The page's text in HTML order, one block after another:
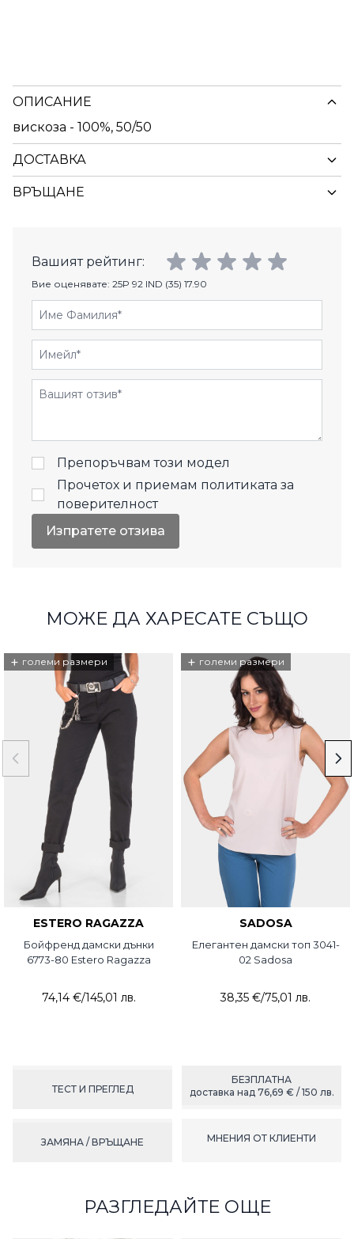
ОПИСАНИЕ
вискоза - 100%, 50/50
ДОСТАВКА
ВРЪЩАНЕ
Вашият рейтинг:
Вие оценявате: 25P 92 IND (35) 17.90
Име Фамилия
Имейл
Отзиви
Препоръчвам този модел
Прочетох и приемам политиката за
поверителност
Изпратете отзива
МОЖЕ ДА ХАРЕСАТЕ СЪЩО
+ големи размери
ESTERO RAGAZZA
Бойфренд дамски дънки
6773-80 Estero Ragazza
74,14 €/145,01 лв.
+ големи размери
SADOSA
Елегантен дамски топ 3041-
02 Sadosa
38,35 €/75,01 лв.
ТЕСТ И ПРЕГЛЕД
БЕЗПЛАТНА
доставка над 76,69 € / 150 лв.
ЗАМЯНА / ВРЪЩАНЕ МНЕНИЯ ОТ КЛИЕНТИ
РАЗГЛЕДАЙТЕ ОЩЕ